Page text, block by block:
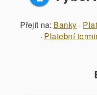
Přejít na: Banky ·
· Platební